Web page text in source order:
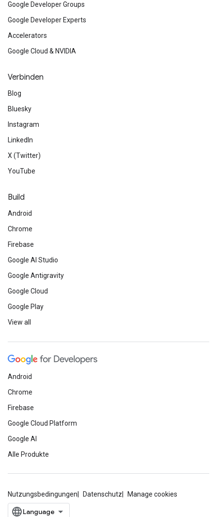
Google Developer Groups
Google Developer Experts
Accelerators
Google Cloud & NVIDIA
Verbinden
Blog
Bluesky
Instagram
LinkedIn
X (Twitter)
YouTube
Build
Android
Chrome
Firebase
Google AI Studio
Google Antigravity
Google Cloud
Google Play
View all
Android
Chrome
Firebase
Google Cloud Platform
Google AI
Alle Produkte
Nutzungsbedingungen Datenschutz Manage cookies